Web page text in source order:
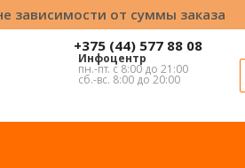
зависимости от суммы заказа
+375 (44) 577 88 08
Инфоцентр
пн.-пт. с 8:00 до 21:00
сб.-вс. 8:00 до 20:00